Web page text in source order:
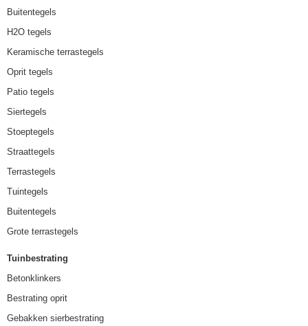
Buitentegels
H2O tegels
Keramische terrastegels
Oprit tegels
Patio tegels
Siertegels
Stoeptegels
Straattegels
Terrastegels
Tuintegels
Buitentegels
Grote terrastegels
Tuinbestrating
Betonklinkers
Bestrating oprit
Gebakken sierbestrating